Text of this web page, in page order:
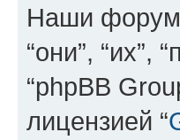
Наши
“они”, “их”,
“phpBB
лицензией “